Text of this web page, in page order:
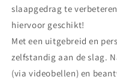
slaapgedrag te
hiervoor geschikt!
Met een uitgebreid en
zelfstandig aan de slag.
(via videobellen) en